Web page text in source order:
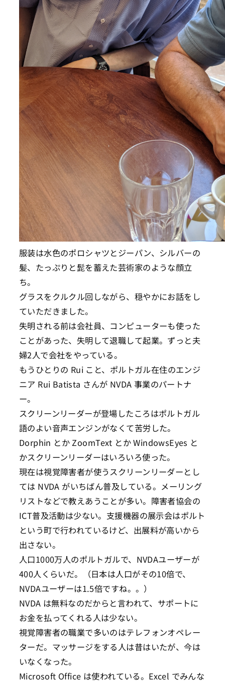
服装は水色のポロシャツとジーパン、シルバーの
髪、たっぷりと髭を蓄えた芸術家のような顔立
ち。
グラスをクルクル回しながら、穏やかにお話をし
ていただきました。
失明される前は会社員、コンピューターも使った
ことがあった、失明して退職して起業。ずっと夫
婦2人で会社をやっている。
もうひとりの Rui こと、ポルトガル在住のエンジ
ニア Rui Batista さんが NVDA 事業のパートナ
ー。
スクリーンリーダーが登場したころはポルトガル
語のよい音声エンジンがなくて苦労した。
Dorphin とか ZoomText とか WindowsEyes と
かスクリーンリーダーはいろいろ使った。
現在は視覚障害者が使うスクリーンリーダーとし
ては NVDA がいちばん普及している。メーリング
リストなどで教えあうことが多い。障害者協会の
ICT普及活動は少ない。支援機器の展示会はポルト
という町で行われているけど、出展料が高いから
出さない。
人口1000万人のポルトガルで、NVDAユーザーが
400人くらいだ。（日本は人口がその10倍で、
NVDAユーザーは1.5倍ですね。。）
NVDA は無料なのだからと言われて、サポートに
お金を払ってくれる人は少ない。
視覚障害者の職業で多いのはテレフォンオペレー
ターだ。マッサージをする人は昔はいたが、今は
いなくなった。
Microsoft Office は使われている。Excel でみんな